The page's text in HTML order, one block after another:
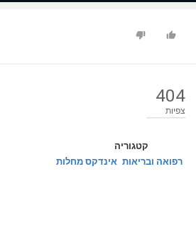
404
צפיות
קטגוריה
רפואה ובריאות אינדקס מחלות